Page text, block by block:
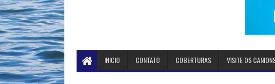
INICIO CONTATO COBERTURAS VISITE OS